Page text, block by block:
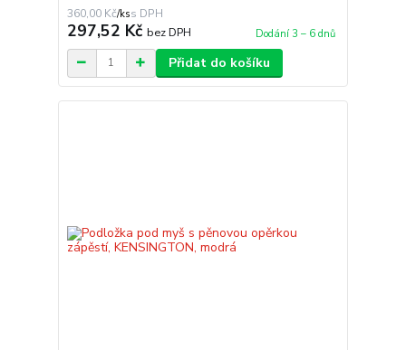
360,00 Kč/ks
297,52 Kč bez DPH Dodání 3 – 6 dnů
Přidat do košíku